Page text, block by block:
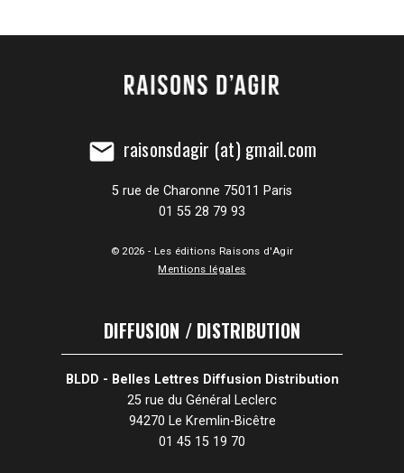
mail raisonsdagir (at) gmail.com
5 rue de Charonne 75011 Paris
01 55 28 79 93
© 2026 - Les éditions Raisons d'Agir
Mentions légales
DIFFUSION / DISTRIBUTION
BLDD - Belles Lettres Diffusion Distribution
25 rue du Général Leclerc
94270 Le Kremlin-Bicêtre
01 45 15 19 70